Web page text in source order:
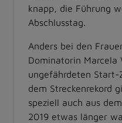
knapp, die Führung
Abschlusstag.
Anders bei den
Dominatorin Marcela
ungefährdeten Start-
dem Streckenrekord
speziell auch aus
2019 etwas länger